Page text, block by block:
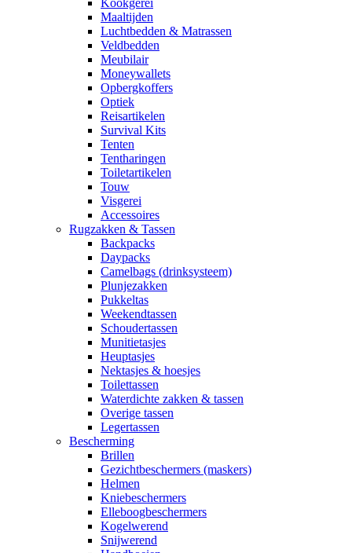
Maaltijden
Luchtbedden & Matrassen
Veldbedden
Meubilair
Moneywallets
Opbergkoffers
Optiek
Reisartikelen
Survival Kits
Tenten
Tentharingen
Toiletartikelen
Touw
Visgerei
Accessoires
Rugzakken & Tassen
Backpacks
Daypacks
Camelbags (drinksysteem)
Plunjezakken
Pukkeltas
Weekendtassen
Schoudertassen
Munitietasjes
Heuptasjes
Nektasjes & hoesjes
Toilettassen
Waterdichte zakken & tassen
Overige tassen
Legertassen
Bescherming
Brillen
Gezichtbeschermers (maskers)
Helmen
Kniebeschermers
Elleboogbeschermers
Kogelwerend
Snijwerend